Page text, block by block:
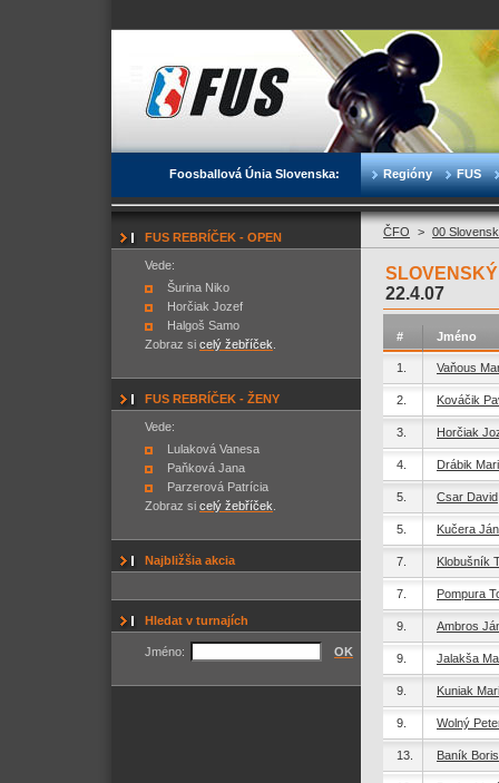
Foosballová Únia Slovenska: Regióny FUS
FUS REBRÍČEK - OPEN
Vede:
Šurina Niko
Horčiak Jozef
Halgoš Samo
Zobraz si celý žebříček
FUS REBRÍČEK - ŽENY
Vede:
Lulaková Vanesa
Paňková Jana
Parzerová Patrícia
Zobraz si celý žebříček
Najbližšia akcia
Hledat v turnajích
Jméno: OK
ČFO > 00
22.4.07
# Jméno
1. Vaňous
2. Kováčik
3. Horčiak
4. Drábik
5. Csar David
5. Kučera Ján
7. Klobušník
7. Pompura
9. Ambros
9. Jalakša
9. Kuniak
9. Wolný
13. Baník Boris